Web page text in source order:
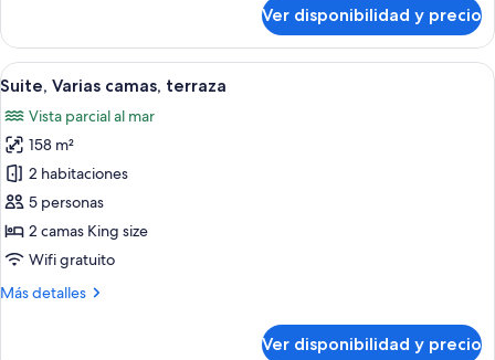
Ver disponibilidad y precio
Ver
todas
las
fotos
de
Suite,
Varias
camas,
terraza
Una terraza en la azotea con un
6
Suite, Varias camas, terraza
Vista parcial al mar
158 m²
2 habitaciones
5 personas
2 camas King size
Wifi gratuito
Más detalles
Más
Ver disponibilidad y precio